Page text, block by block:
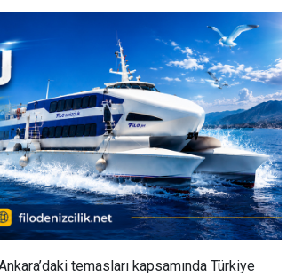
temasları kapsamında Türkiye